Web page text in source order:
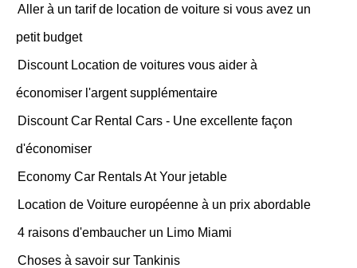
Aller à un tarif de location de voiture si vous avez un
petit budget
Discount Location de voitures vous aider à
économiser l'argent supplémentaire
Discount Car Rental Cars - Une excellente façon
d'économiser
Economy Car Rentals At Your jetable
Location de Voiture européenne à un prix abordable
4 raisons d'embaucher un Limo Miami
Choses à savoir sur Tankinis